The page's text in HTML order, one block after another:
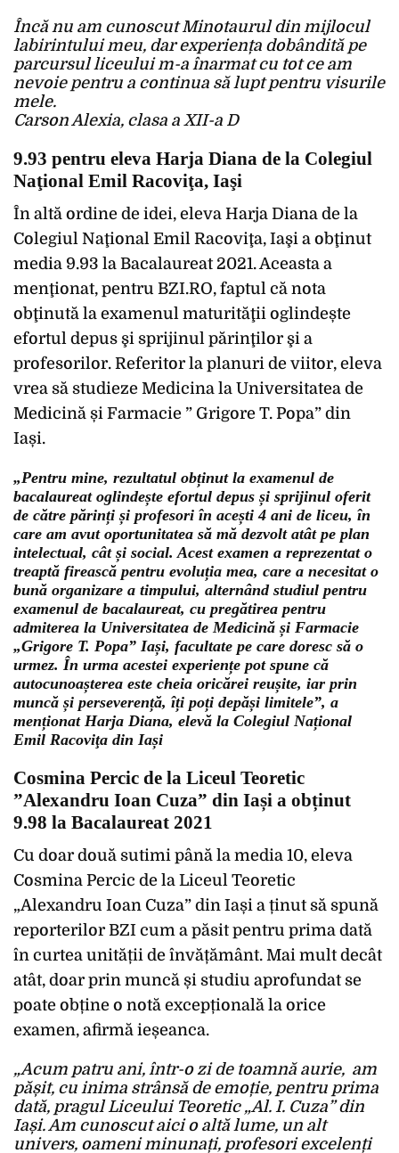
Încă nu am cunoscut Minotaurul din mijlocul
labirintului meu, dar experiența dobândită pe
parcursul liceului m-a înarmat cu tot ce am
nevoie pentru a continua să lupt pentru visurile
mele.
Carson Alexia, clasa a XII-a D
9.93 pentru eleva Harja Diana de la Colegiul
Naţional Emil Racoviţa, Iaşi
În altă ordine de idei, eleva Harja Diana de la
Colegiul Naţional Emil Racoviţa, Iaşi a obţinut
media 9.93 la Bacalaureat 2021. Aceasta a
menţionat, pentru BZI.RO, faptul că nota
obţinută la examenul maturităţii oglindește
efortul depus şi sprijinul părinţilor şi a
profesorilor. Referitor la planuri de viitor, eleva
vrea să studieze Medicina la Universitatea de
Medicină și Farmacie ” Grigore T. Popa” din
Iași.
„Pentru mine, rezultatul obținut la examenul de
bacalaureat oglindește efortul depus și sprijinul oferit
de către părinți și profesori în acești 4 ani de liceu, în
care am avut oportunitatea să mă dezvolt atât pe plan
intelectual, cât și social. Acest examen a reprezentat o
treaptă firească pentru evoluția mea, care a necesitat o
bună organizare a timpului, alternând studiul pentru
examenul de bacalaureat, cu pregătirea pentru
admiterea la Universitatea de Medicină și Farmacie
„Grigore T. Popa” Iași, facultate pe care doresc să o
urmez. În urma acestei experiențe pot spune că
autocunoașterea este cheia oricărei reușite, iar prin
muncă și perseverență, îți poți depăși limitele”, a
menționat Harja Diana, elevă la Colegiul Național
Emil Racoviţa din Iași
Cosmina Percic de la Liceul Teoretic
”Alexandru Ioan Cuza” din Iași a obținut
9.98 la Bacalaureat 2021
Cu doar două sutimi până la media 10, eleva
Cosmina Percic de la Liceul Teoretic
„Alexandru Ioan Cuza” din Iași a ținut să spună
reporterilor BZI cum a păsit pentru prima dată
în curtea unității de învățământ. Mai mult decât
atât, doar prin muncă și studiu aprofundat se
poate obține o notă excepțională la orice
examen, afirmă ieșeanca.
„Acum patru ani, într-o zi de toamnă aurie, am
pășit, cu inima strânsă de emoție, pentru prima
dată, pragul Liceului Teoretic „Al. I. Cuza” din
Iași. Am cunoscut aici o altă lume, un alt
univers, oameni minunați, profesori excelenți